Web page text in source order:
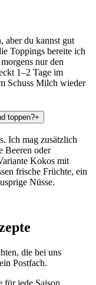
aber du kannst gut
Toppings bereite ich
nur den
1–2 Tage im
Schuss Milch wieder
toppen?+
Ich mag zusätzlich
Beeren oder
Kokos mit
frische Früchte, ein
Nüsse.
die bei uns
Postfach.
für jede Saison,